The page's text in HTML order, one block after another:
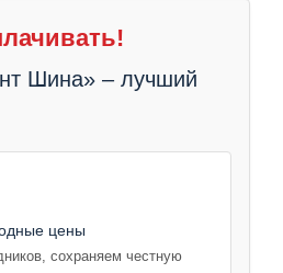
Шина» – лучший
цены
сохраняем честную